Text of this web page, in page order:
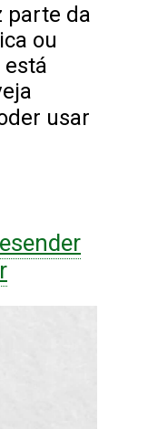
parte da
ou
usar